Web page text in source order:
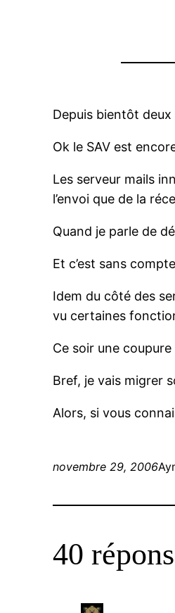
Depuis bientôt
Ok le SAV est
Les serveur mails
l’envoi que de la
Quand je parle de
Et c’est sans
Idem du côté des
vu certaines
Ce soir une coupure
Bref, je vais migrer
Alors, si vous
novembre 29, 2006
40